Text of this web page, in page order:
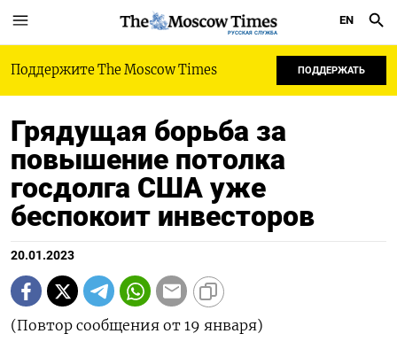
РУССКАЯ СЛУЖБА
EN
Поддержите The Moscow Times ПОДДЕРЖАТЬ
Грядущая борьба за
повышение потолка
госдолга США уже
беспокоит инвесторов
20.01.2023
(Повтор сообщения от 19 января)